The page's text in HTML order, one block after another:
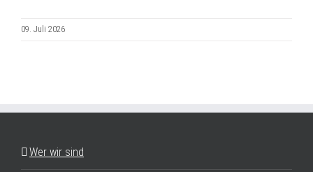
09. Juli 2026
Wer wir sind